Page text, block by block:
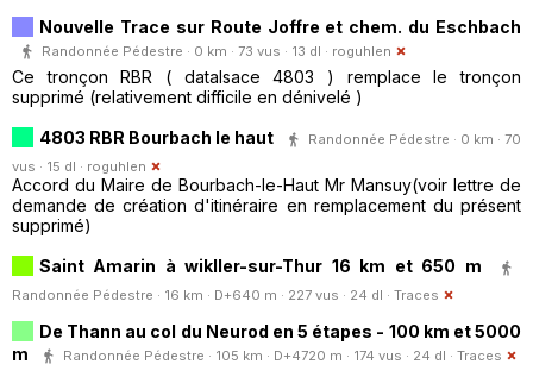
Nouvelle Trace sur Route Joffre et chem. du Eschbach
Randonnée Pédestre · 0 km · 73 vus · 13 dl · roguhlen
Ce tronçon RBR ( datalsace 4803 ) remplace le tronçon
supprimé (relativement difficile en dénivelé )
4803 RBR Bourbach le haut
Randonnée Pédestre · 0 km · 70
vus · 15 dl · roguhlen
Accord du Maire de Bourbach-le-Haut Mr Mansuy(voir lettre de
demande de création d'itinéraire en remplacement du présent
supprimé)
Saint Amarin à wikller-sur-Thur 16 km et 650 m
Randonnée Pédestre · 16 km · D+640 m · 227 vus · 24 dl · Traces
De Thann au col du Neurod en 5 étapes - 100 km et 5000
m
Randonnée Pédestre · 105 km · D+4720 m · 174 vus · 24 dl · Traces